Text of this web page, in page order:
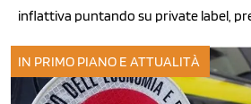
inflattiva puntando su private label,
IN PRIMO PIANO E ATTUALITÀ